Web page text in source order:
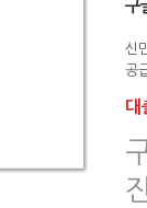
구
신
공
대